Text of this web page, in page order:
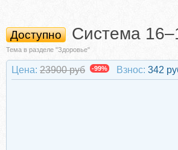
Доступно Система
Тема в разделе "Здоровье"
Цена: 23900 руб -99% Взнос: 342